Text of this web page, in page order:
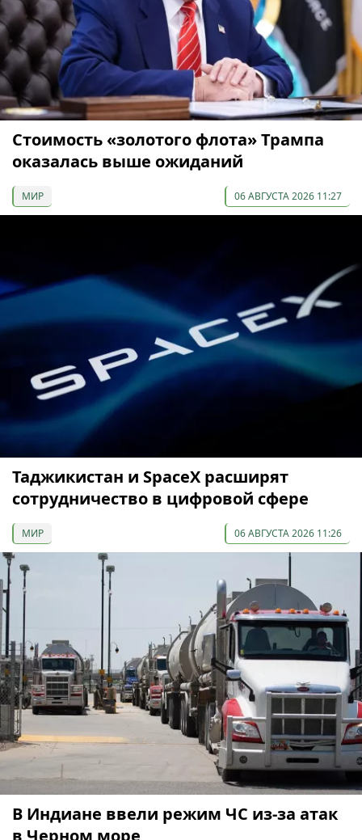
Стоимость «золотого флота» Трампа
оказалась выше ожиданий
МИР 06 АВГУСТА 2026 11:27
Таджикистан и SpaceX расширят
сотрудничество в цифровой сфере
МИР 06 АВГУСТА 2026 11:26
В Индиане ввели режим ЧС из-за атак